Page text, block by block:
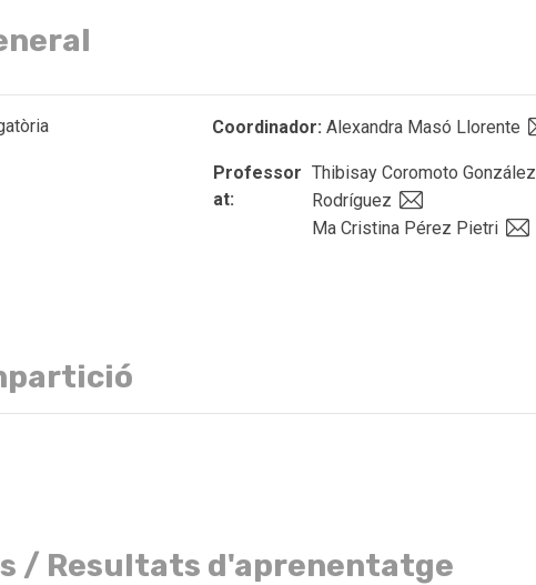
Coordinador: Alexandra Masó Llorente
Professor
at:
Thibisay Coromoto González
Rodríguez
Ma Cristina Pérez Pietri
/ Resultats d'aprenentatge